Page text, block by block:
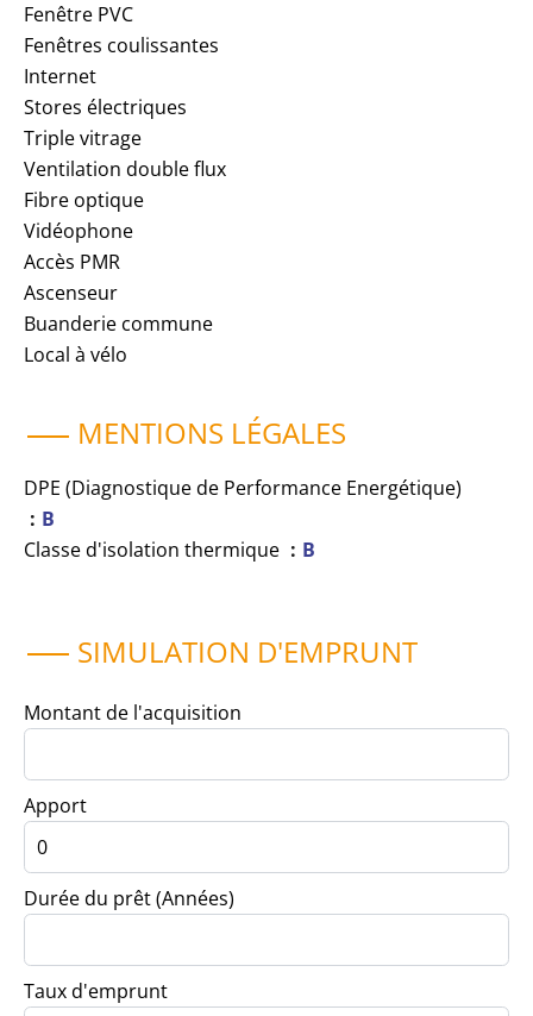
Fenêtre PVC
Fenêtres coulissantes
Internet
Stores électriques
Triple vitrage
Ventilation double flux
Fibre optique
Vidéophone
Accès PMR
Ascenseur
Buanderie commune
Local à vélo
MENTIONS LÉGALES
DPE (Diagnostique de Performance Energétique)
B
Classe d'isolation thermique
B
SIMULATION D'EMPRUNT
Montant de l'acquisition
Apport
Durée du prêt (Années)
Taux d'emprunt